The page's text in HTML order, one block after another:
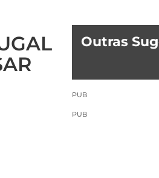
Outras
PUB
PUB